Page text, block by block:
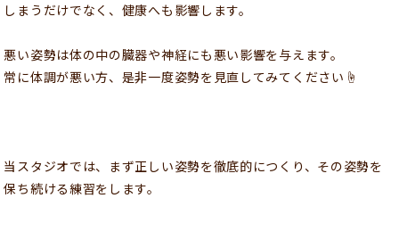
しまうだけでなく、健康へも影響します。
悪い姿勢は体の中の臓器や神経にも悪い影響を与えます。
常に体調が悪い方、是非一度姿勢を見直してみてください☝️
当スタジオでは、まず正しい姿勢を徹底的につくり、その姿勢を
保ち続ける練習をします。